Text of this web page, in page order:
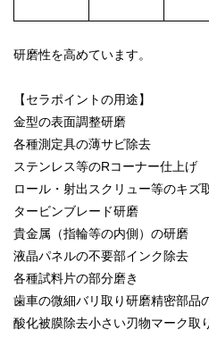
研磨性を高めています。
【セラポイントの用途】
金型の表面調整研磨
各種測定具の薄サビ除去
ステンレス等のRコーナー仕上げ
ロール・射出スクリュー等のキズ
タービンブレード研磨
貴金属（指輪等の内側）の研磨
液晶パネルの不要部インク除去
各種試料片の部分磨き
歯車の微細バリ取り研磨精密部品
酸化被膜除去小さい刃物マーク取